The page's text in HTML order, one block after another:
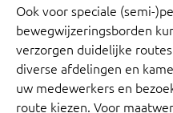
Ook voor speciale (semi-
bewegwijzeringsborden
verzorgen duidelijke
diverse afdelingen en
uw medewerkers en
route kiezen. Voor